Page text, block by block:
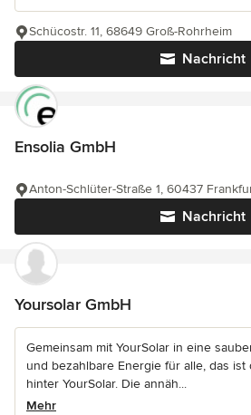
Nachricht
Schücostr. 11, 68649 Groß-Rohrheim
Ensolia GmbH
Nachricht
Anton-Schlüter-Straße 1, 60437
Yoursolar GmbH
Gemeinsam mit YourSolar in eine
und bezahlbare Energie für alle, das
hinter YourSolar. Die annäh...
Mehr